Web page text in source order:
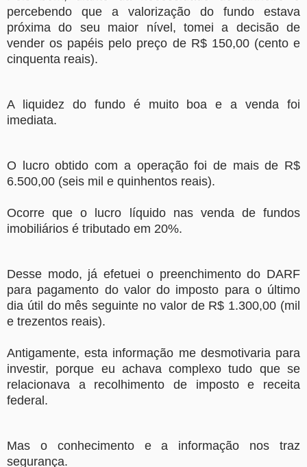
percebendo que a valorização do fundo estava
próxima do seu maior nível, tomei a decisão de
vender os papéis pelo preço de R$ 150,00 (cento e
cinquenta reais).
A liquidez do fundo é muito boa e a venda foi
imediata.
O lucro obtido com a operação foi de mais de R$
6.500,00 (seis mil e quinhentos reais).
Ocorre que o lucro líquido nas venda de fundos
imobiliários é tributado em 20%.
Desse modo, já efetuei o preenchimento do DARF
para pagamento do valor do imposto para o último
dia útil do mês seguinte no valor de R$ 1.300,00 (mil
e trezentos reais).
Antigamente, esta informação me desmotivaria para
investir, porque eu achava complexo tudo que se
relacionava a recolhimento de imposto e receita
federal.
Mas o conhecimento e a informação nos traz
segurança.